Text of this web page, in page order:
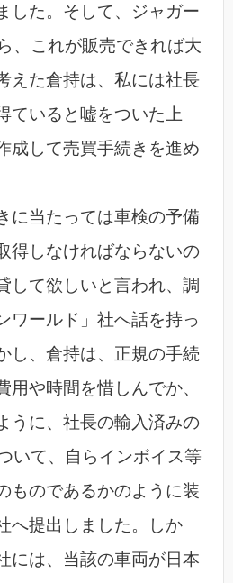
した。そして、ジャガー
、これが販売できれば大
えた倉持は、私には社長
ていると嘘をついた上
成して売買手続きを進め
に当たっては車検の予備
得しなければならないの
して欲しいと言われ、調
ワールド」社へ話を持っ
し、倉持は、正規の手続
用や時間を惜しんでか、
うに、社長の輸入済みの
いて、自らインボイス等
ものであるかのように装
へ提出しました。しか
には、当該の車両が日本